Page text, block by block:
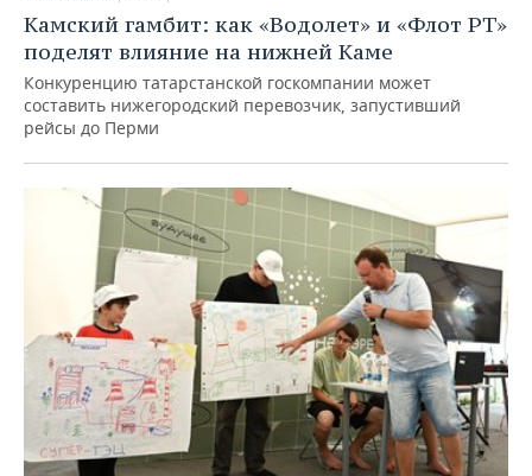
Камский гамбит: как «Водолет» и «Флот РТ»
поделят влияние на нижней Каме
Конкуренцию татарстанской госкомпании может
составить нижегородский перевозчик, запустивший
рейсы до Перми